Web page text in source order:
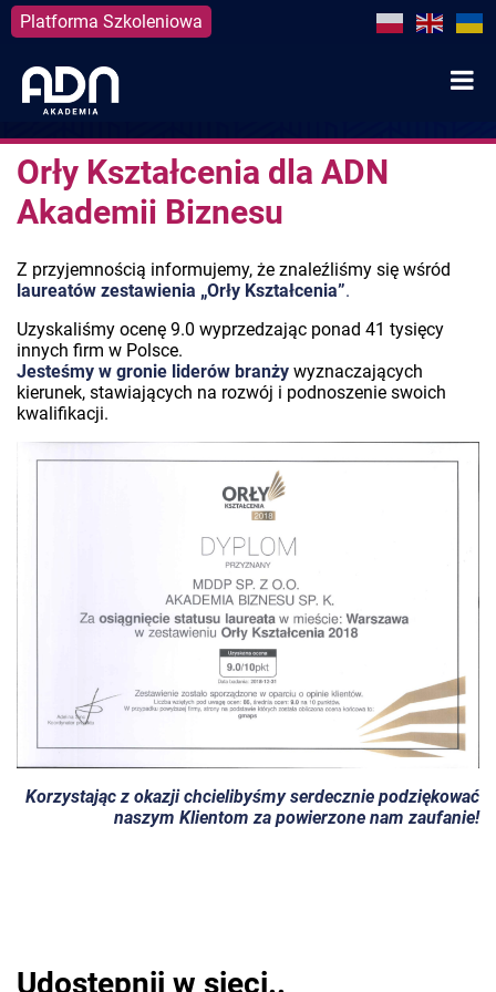
Platforma Szkoleniowa
content
Orły Kształcenia dla ADN
Akademii Biznesu
Z przyjemnością informujemy, że znaleźliśmy się wśród
laureatów zestawienia „Orły Kształcenia”.
Uzyskaliśmy ocenę 9.0 wyprzedzając ponad 41 tysięcy
innych firm w Polsce.
Jesteśmy w gronie liderów branży wyznaczających
kierunek, stawiających na rozwój i podnoszenie swoich
kwalifikacji.
Korzystając z okazji chcielibyśmy serdecznie podziękować
naszym Klientom za powierzone nam zaufanie!
Udostępnij w sieci..